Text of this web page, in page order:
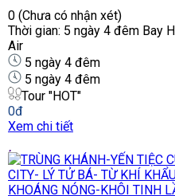
0 (Chưa có nhận xét)
Thời gian: 5 ngày 4 đêm Bay
Air
5 ngày 4 đêm
5 ngày 4 đêm
Tour "HOT"
0đ
Xem chi tiết